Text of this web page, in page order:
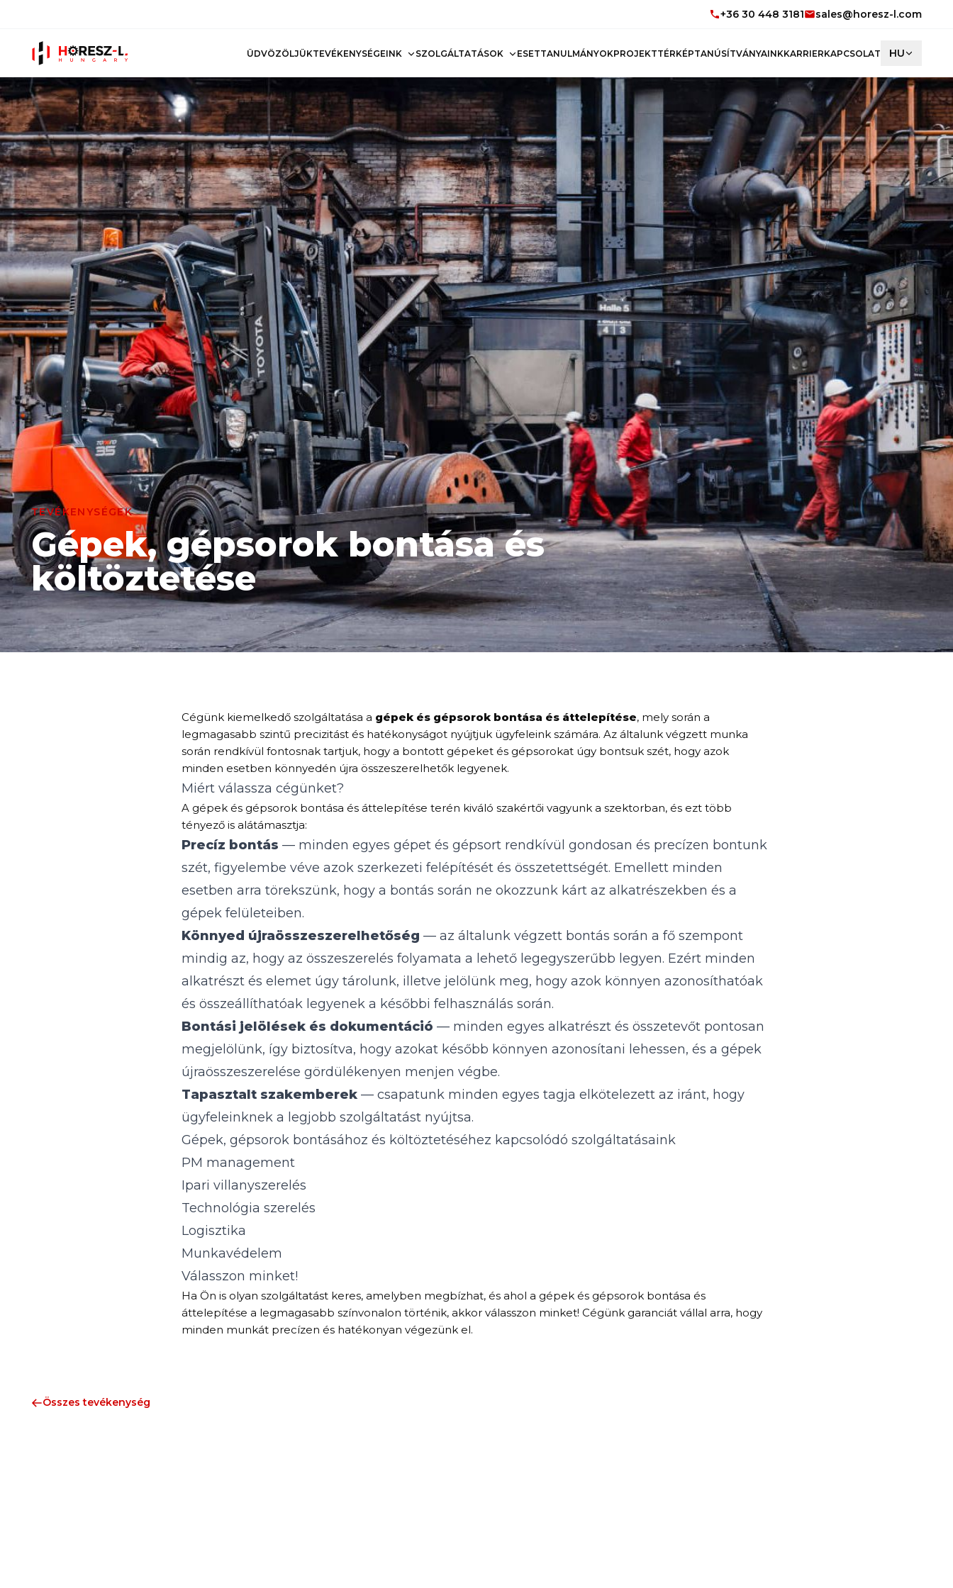
+36 30 448 3181 sales@horesz-l.com
ÜDVÖZÖLJÜKTEVÉKENYSÉGEINK SZOLGÁLTATÁSOK ESETTANULMÁNYOKPROJEKTTÉRKÉPTANÚSÍTVÁNYAINKKARRIERKAPCSOLAT HU
TEVÉKENYSÉGEK
Gépek, gépsorok bontása és
költöztetése
Cégünk kiemelkedő szolgáltatása a gépek és gépsorok bontása és áttelepítése, mely során a
legmagasabb szintű precizitást és hatékonyságot nyújtjuk ügyfeleink számára. Az általunk végzett munka
során rendkívül fontosnak tartjuk, hogy a bontott gépeket és gépsorokat úgy bontsuk szét, hogy azok
minden esetben könnyedén újra összeszerelhetők legyenek.
Miért válassza cégünket?
A gépek és gépsorok bontása és áttelepítése terén kiváló szakértői vagyunk a szektorban, és ezt több
tényező is alátámasztja:
Precíz bontás — minden egyes gépet és gépsort rendkívül gondosan és precízen bontunk
szét, figyelembe véve azok szerkezeti felépítését és összetettségét. Emellett minden
esetben arra törekszünk, hogy a bontás során ne okozzunk kárt az alkatrészekben és a
gépek felületeiben.
Könnyed újraösszeszerelhetőség — az általunk végzett bontás során a fő szempont
mindig az, hogy az összeszerelés folyamata a lehető legegyszerűbb legyen. Ezért minden
alkatrészt és elemet úgy tárolunk, illetve jelölünk meg, hogy azok könnyen azonosíthatóak
és összeállíthatóak legyenek a későbbi felhasználás során.
Bontási jelölések és dokumentáció — minden egyes alkatrészt és összetevőt pontosan
megjelölünk, így biztosítva, hogy azokat később könnyen azonosítani lehessen, és a gépek
újraösszeszerelése gördülékenyen menjen végbe.
Tapasztalt szakemberek — csapatunk minden egyes tagja elkötelezett az iránt, hogy
ügyfeleinknek a legjobb szolgáltatást nyújtsa.
Gépek, gépsorok bontásához és költöztetéséhez kapcsolódó szolgáltatásaink
PM management
Ipari villanyszerelés
Technológia szerelés
Logisztika
Munkavédelem
Válasszon minket!
Ha Ön is olyan szolgáltatást keres, amelyben megbízhat, és ahol a gépek és gépsorok bontása és
áttelepítése a legmagasabb színvonalon történik, akkor válasszon minket! Cégünk garanciát vállal arra, hogy
minden munkát precízen és hatékonyan végezünk el.
Összes tevékenység